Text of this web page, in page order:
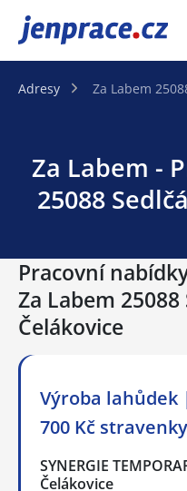
JenPráce.cz
Adresy Za Labem
Za Labem -
25088
Pracovní
Za Labem
Čelákovice
Výroba lahůdek
700 Kč
SYNERGIE
Čelákovice